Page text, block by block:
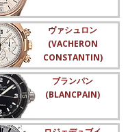
ヴァシュロン
(VACHERON
CONSTANTIN)
ブランパン
(BLANCPAIN)